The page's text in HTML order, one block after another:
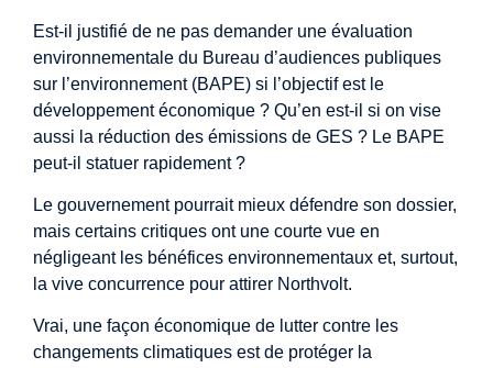
Est-il justifié de ne pas demander une évaluation
environnementale du Bureau d’audiences publiques
sur l’environnement (BAPE) si l’objectif est le
développement économique ? Qu’en est-il si on vise
aussi la réduction des émissions de GES ? Le BAPE
peut-il statuer rapidement ?
Le gouvernement pourrait mieux défendre son dossier,
mais certains critiques ont une courte vue en
négligeant les bénéfices environnementaux et, surtout,
la vive concurrence pour attirer Northvolt.
Vrai, une façon économique de lutter contre les
changements climatiques est de protéger la